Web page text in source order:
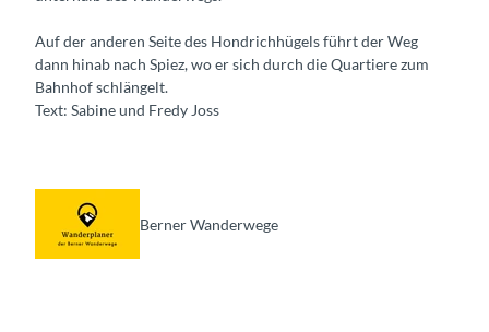
Auf der anderen Seite des Hondrichhügels führt der Weg
dann hinab nach Spiez, wo er sich durch die Quartiere zum
Bahnhof schlängelt.
Text: Sabine und Fredy Joss
Berner Wanderwege